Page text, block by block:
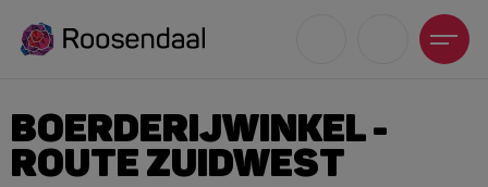
BOERDERIJWINKEL -
ROUTE ZUIDWEST